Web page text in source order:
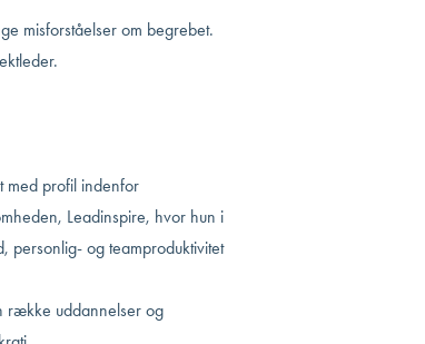
misforståelser om begrebet.
med profil indenfor
Leadinspire, hvor hun i
personlig- og teamproduktivitet
række uddannelser og